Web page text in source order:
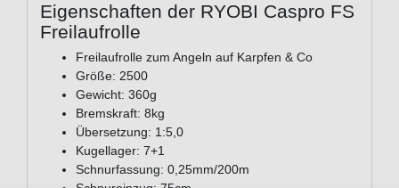
Eigenschaften der RYOBI Caspro FS
Freilaufrolle
Freilaufrolle zum Angeln auf Karpfen & Co
Größe: 2500
Gewicht: 360g
Bremskraft: 8kg
Übersetzung: 1:5,0
Kugellager: 7+1
Schnurfassung: 0,25mm/200m